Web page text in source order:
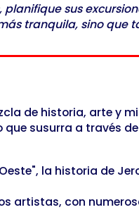
sus
tranquila, sino
de historia, arte y
susurra a través
la historia de
artistas, con